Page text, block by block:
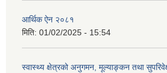
आर्थिक ऐन २०८१
मिति: 01/02/2025 - 15:54
स्वास्थ्य क्षेत्रको अनुगमन, मूल्याङ्कन तथा